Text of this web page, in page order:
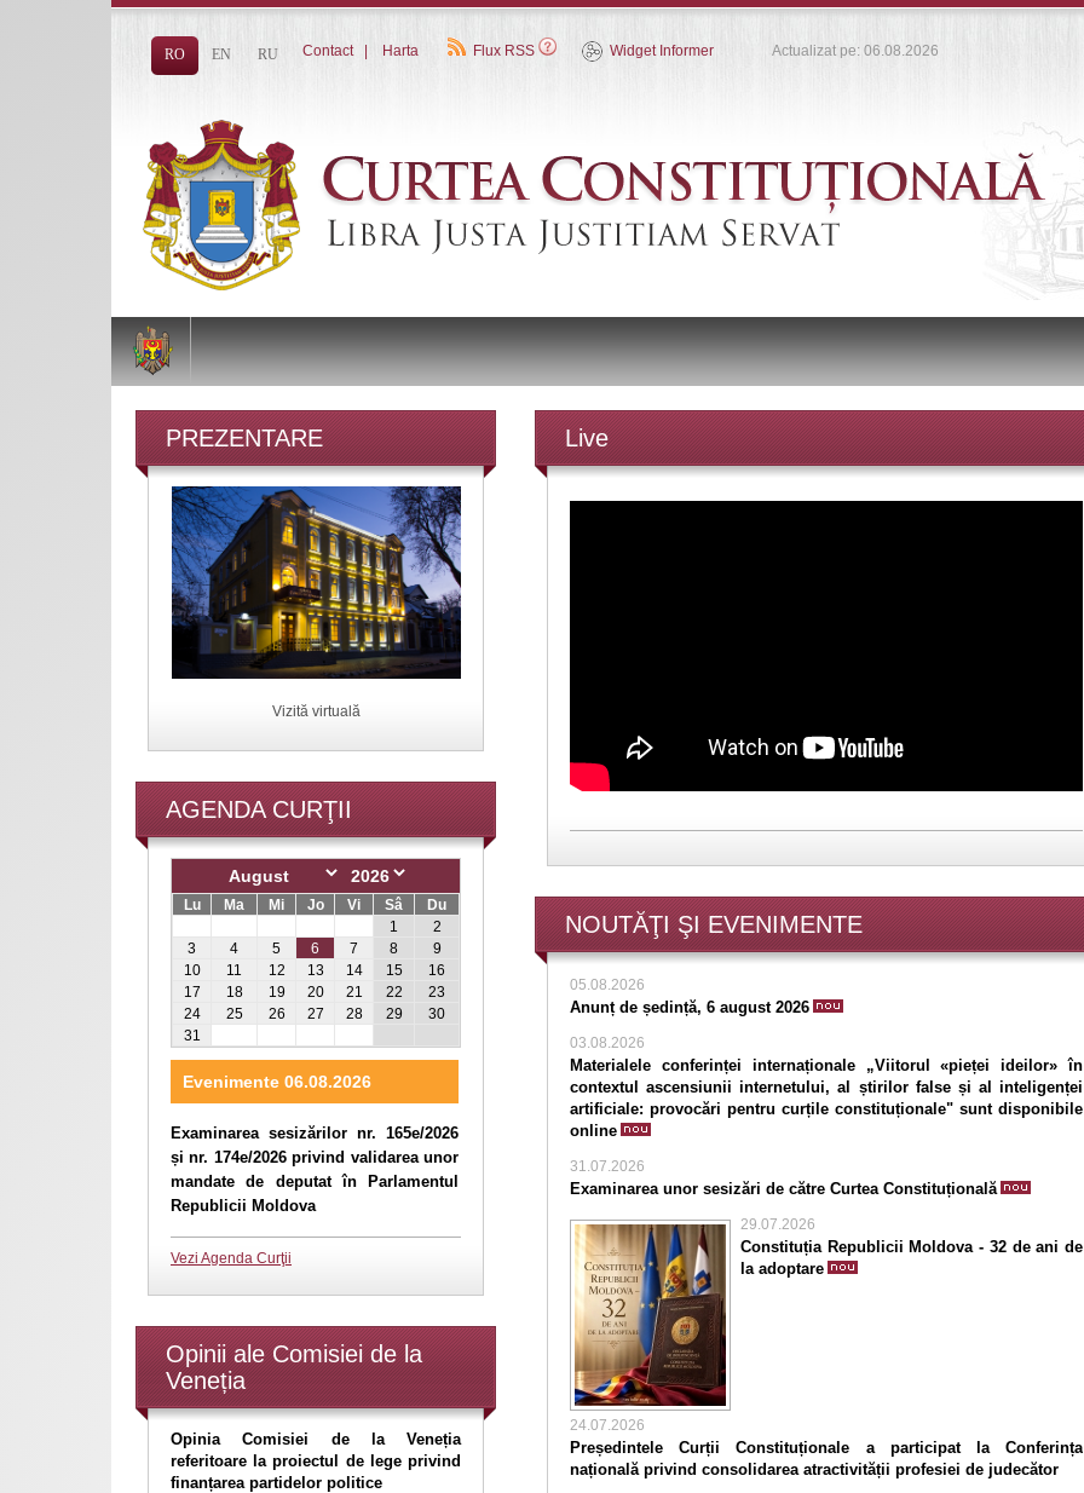
RO EN RU Contact Harta Flux RSS Widget Informer Actualizat pe: 06.08.2026
PREZENTARE
Vizită virtuală
AGENDA CURŢII
Lu Ma Mi Jo Vi Sâ
Du
1
2
3
4 5 6 7 8
9
10
11 12 13 14 15
16
17
18 19 20 21 22
23
24
25 26 27 28 29
30
31
Evenimente 06.08.2026
Examinarea sesizărilor nr. 165e/2026
și nr. 174e/2026 privind validarea unor
mandate de deputat în Parlamentul
Republicii Moldova
Vezi Agenda Curţii
Opinii ale Comisiei de la
Veneția
Opinia Comisiei de la Veneția
referitoare la proiectul de lege privind
finanțarea partidelor politice
Live
NOUTĂŢI ŞI EVENIMENTE
05.08.2026
Anunț de ședință, 6 august 2026
03.08.2026
Materialele conferinței internaționale „Viitorul «pieței ideilor» în
contextul ascensiunii internetului, al știrilor false și al inteligenței
artificiale: provocări pentru curțile constituționale" sunt disponibile
online
31.07.2026
Examinarea unor sesizări de către Curtea Constituțională
29.07.2026
Constituția Republicii Moldova - 32 de ani de
la adoptare
24.07.2026
Președintele Curții Constituționale a participat la Conferința
națională privind consolidarea atractivității profesiei de judecător